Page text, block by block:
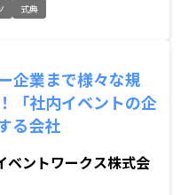
式典
企業まで様々な規
「社内イベントの企
る会社
ベントワークス株式会